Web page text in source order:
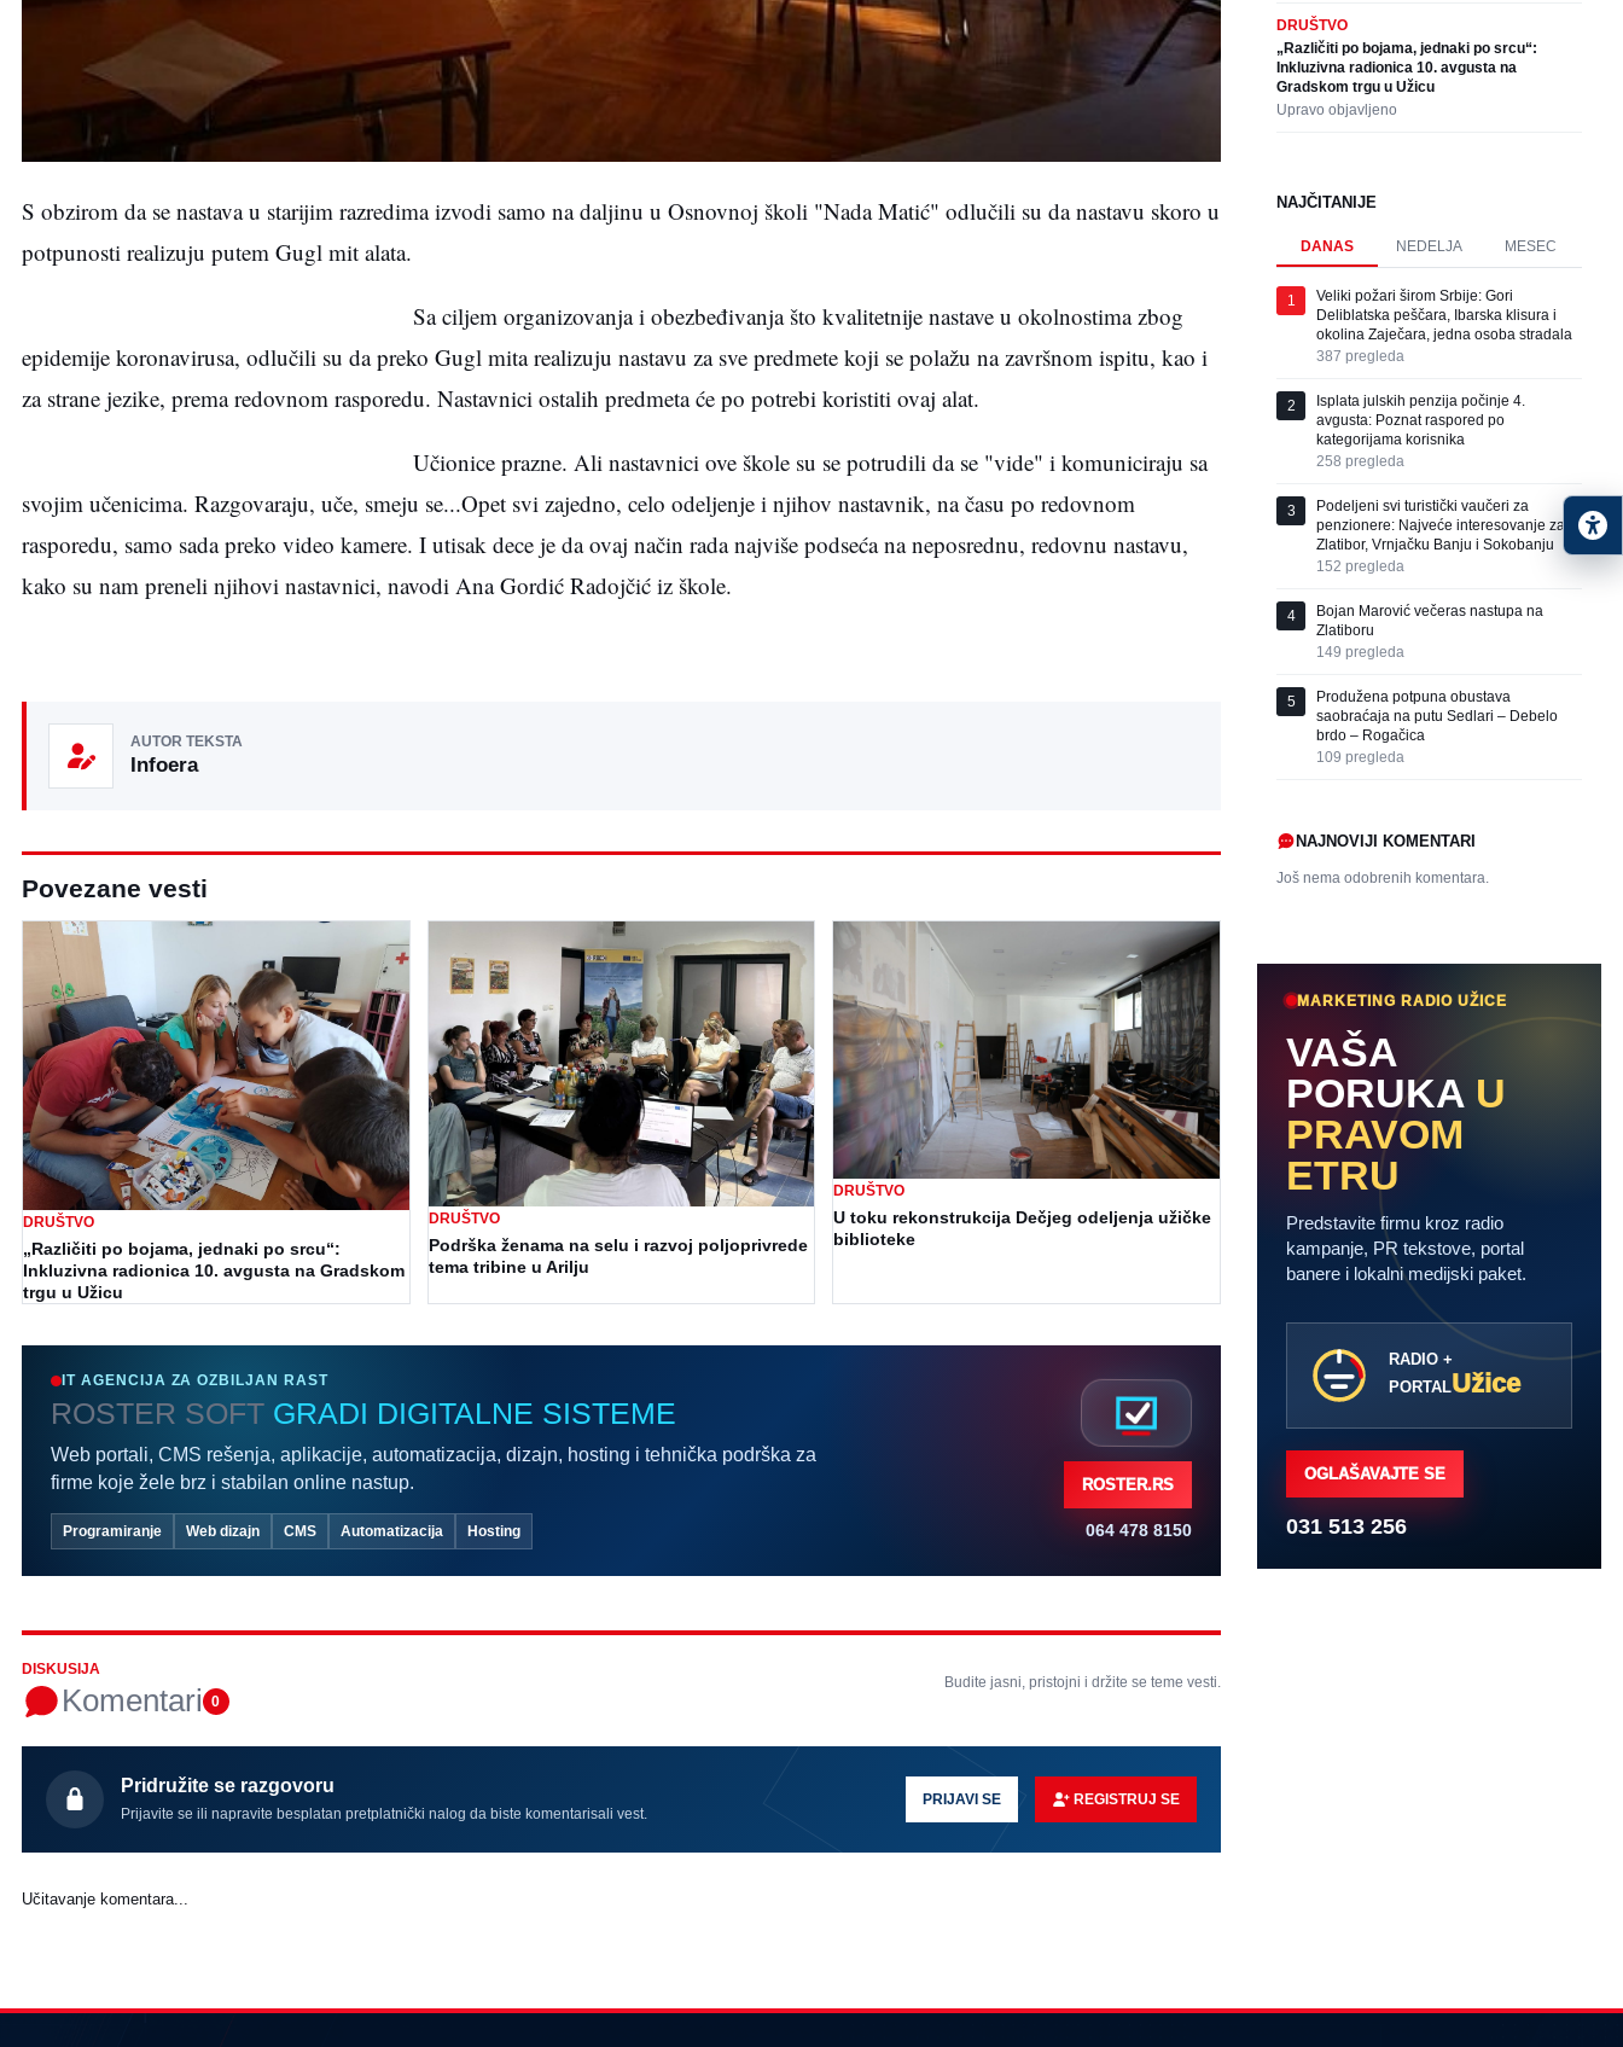
S obzirom da se nastava u starijim razredima izvodi samo na daljinu u Osnovnoj školi "Nada Matić" odlučili su da nastavu skoro u
potpunosti realizuju putem Gugl mit alata.
Sa ciljem organizovanja i obezbeđivanja što kvalitetnije nastave u okolnostima zbog
epidemije koronavirusa, odlučili su da preko Gugl mita realizuju nastavu za sve predmete koji se polažu na završnom ispitu, kao i
za strane jezike, prema redovnom rasporedu. Nastavnici ostalih predmeta će po potrebi koristiti ovaj alat.
Učionice prazne. Ali nastavnici ove škole su se potrudili da se "vide" i komuniciraju sa
svojim učenicima. Razgovaraju, uče, smeju se...Opet svi zajedno, celo odeljenje i njihov nastavnik, na času po redovnom
rasporedu, samo sada preko video kamere. I utisak dece je da ovaj način rada najviše podseća na neposrednu, redovnu nastavu,
kako su nam preneli njihovi nastavnici, navodi Ana Gordić Radojčić iz škole.
AUTOR TEKSTA
Infoera
Povezane vesti
DRUŠTVO
„Različiti po bojama, jednaki po srcu“:
Inkluzivna radionica 10. avgusta na Gradskom
trgu u Užicu
DRUŠTVO
Podrška ženama na selu i razvoj poljoprivrede
tema tribine u Arilju
DRUŠTVO
U toku rekonstrukcija Dečjeg odeljenja užičke
biblioteke
IT AGENCIJA ZA OZBILJAN RAST
ROSTER SOFT GRADI DIGITALNE SISTEME
Web portali, CMS rešenja, aplikacije, automatizacija, dizajn, hosting i tehnička podrška za
firme koje žele brz i stabilan online nastup.
Programiranje Web dizajn CMS Automatizacija Hosting
ROSTER.RS
064 478 8150
DISKUSIJA
Komentari 0
Budite jasni, pristojni i držite se teme vesti.
Pridružite se razgovoru
Prijavite se ili napravite besplatan pretplatnički nalog da biste komentarisali vest.
PRIJAVI SE REGISTRUJ SE
Učitavanje komentara...
DRUŠTVO
„Različiti po bojama, jednaki po srcu“:
Inkluzivna radionica 10. avgusta na
Gradskom trgu u Užicu
Upravo objavljeno
NAJČITANIJE
DANAS NEDELJA MESEC
1
Veliki požari širom Srbije: Gori
Deliblatska peščara, Ibarska klisura i
okolina Zaječara, jedna osoba stradala
387 pregleda
2
Isplata julskih penzija počinje 4.
avgusta: Poznat raspored po
kategorijama korisnika
258 pregleda
3
Podeljeni svi turistički vaučeri za
penzionere: Najveće interesovanje za
Zlatibor, Vrnjačku Banju i Sokobanju
152 pregleda
4
Bojan Marović večeras nastupa na
Zlatiboru
149 pregleda
5
Produžena potpuna obustava
saobraćaja na putu Sedlari – Debelo
brdo – Rogačica
109 pregleda
NAJNOVIJI KOMENTARI
Još nema odobrenih komentara.
MARKETING RADIO UŽICE
VAŠA
PORUKA U
PRAVOM
ETRU
Predstavite firmu kroz radio
kampanje, PR tekstove, portal
banere i lokalni medijski paket.
RADIO +
PORTALUžice
OGLAŠAVAJTE SE
031 513 256